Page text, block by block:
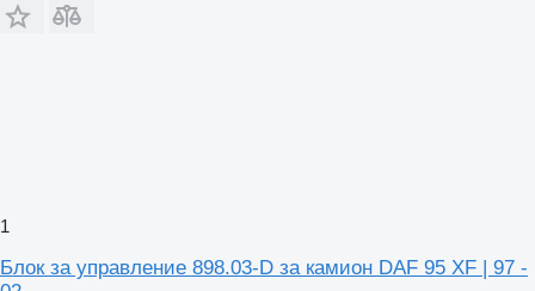
1
Блок за управление 898.03-D за камион DAF 95 XF | 97 -